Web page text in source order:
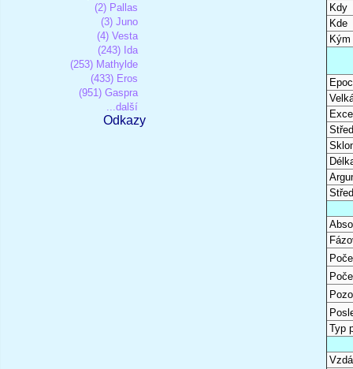
(2) Pallas
(3) Juno
(4) Vesta
(243) Ida
(253) Mathylde
(433) Eros
(951) Gaspra
...další
Odkazy
Kdy
Kde
Kým
Typ